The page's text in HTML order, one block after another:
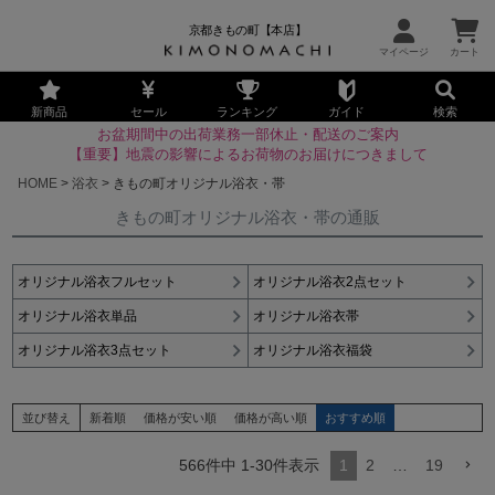
京都きもの町【本店】
新商品 セール ランキング ガイド 検索
お盆期間中の出荷業務一部休止・配送のご案内
【重要】地震の影響によるお荷物のお届けにつきまして
HOME
浴衣 きもの町オリジナル浴衣・帯
きもの町オリジナル浴衣・帯の通販
オリジナル浴衣フルセット オリジナル浴衣2点セット
オリジナル浴衣単品 オリジナル浴衣帯
オリジナル浴衣3点セット オリジナル浴衣福袋
並び替え 新着順 価格が安い順 価格が高い順 おすすめ順
566件中 1-30件表示 1 2 19